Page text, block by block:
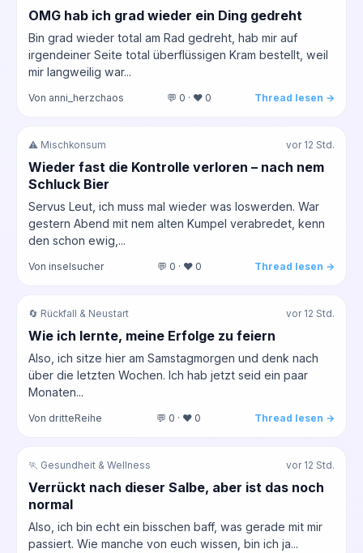
OMG hab ich grad wieder ein Ding gedreht
Bin grad wieder total am Rad gedreht, hab mir auf
irgendeiner Seite total überflüssigen Kram bestellt, weil
mir langweilig war...
Von anni_herzchaos 💬 0 · ❤️ 0 Thread lesen →
⚠️ Mischkonsum vor 12 Std.
Wieder fast die Kontrolle verloren – nach nem
Schluck Bier
Servus Leut, ich muss mal wieder was loswerden. War
gestern Abend mit nem alten Kumpel verabredet, kenn
den schon ewig,...
Von inselsucher 💬 0 · ❤️ 0 Thread lesen →
🔄 Rückfall & Neustart vor 12 Std.
Wie ich lernte, meine Erfolge zu feiern
Also, ich sitze hier am Samstagmorgen und denk nach
über die letzten Wochen. Ich hab jetzt seid ein paar
Monaten...
Von dritteReihe 💬 0 · ❤️ 0 Thread lesen →
🏃 Gesundheit & Wellness vor 12 Std.
Verrückt nach dieser Salbe, aber ist das noch
normal
Also, ich bin echt ein bisschen baff, was gerade mit mir
passiert. Wie manche von euch wissen, bin ich ja...